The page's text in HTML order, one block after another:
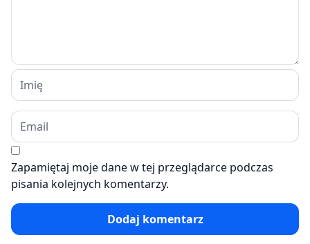
Zapamiętaj moje dane w tej przeglądarce podczas
pisania kolejnych komentarzy.
Dodaj komentarz